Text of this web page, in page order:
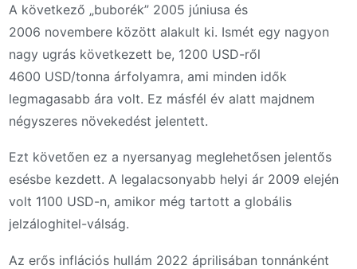
A következő „buborék” 2005 júniusa és
2006 novembere között alakult ki. Ismét egy nagyon
nagy ugrás következett be, 1200 USD-ről
4600 USD/tonna árfolyamra, ami minden idők
legmagasabb ára volt. Ez másfél év alatt majdnem
négyszeres növekedést jelentett.
Ezt követően ez a nyersanyag meglehetősen jelentős
esésbe kezdett. A legalacsonyabb helyi ár 2009 elején
volt 1100 USD-n, amikor még tartott a globális
jelzáloghitel-válság.
Az erős inflációs hullám 2022 áprilisában tonnánként